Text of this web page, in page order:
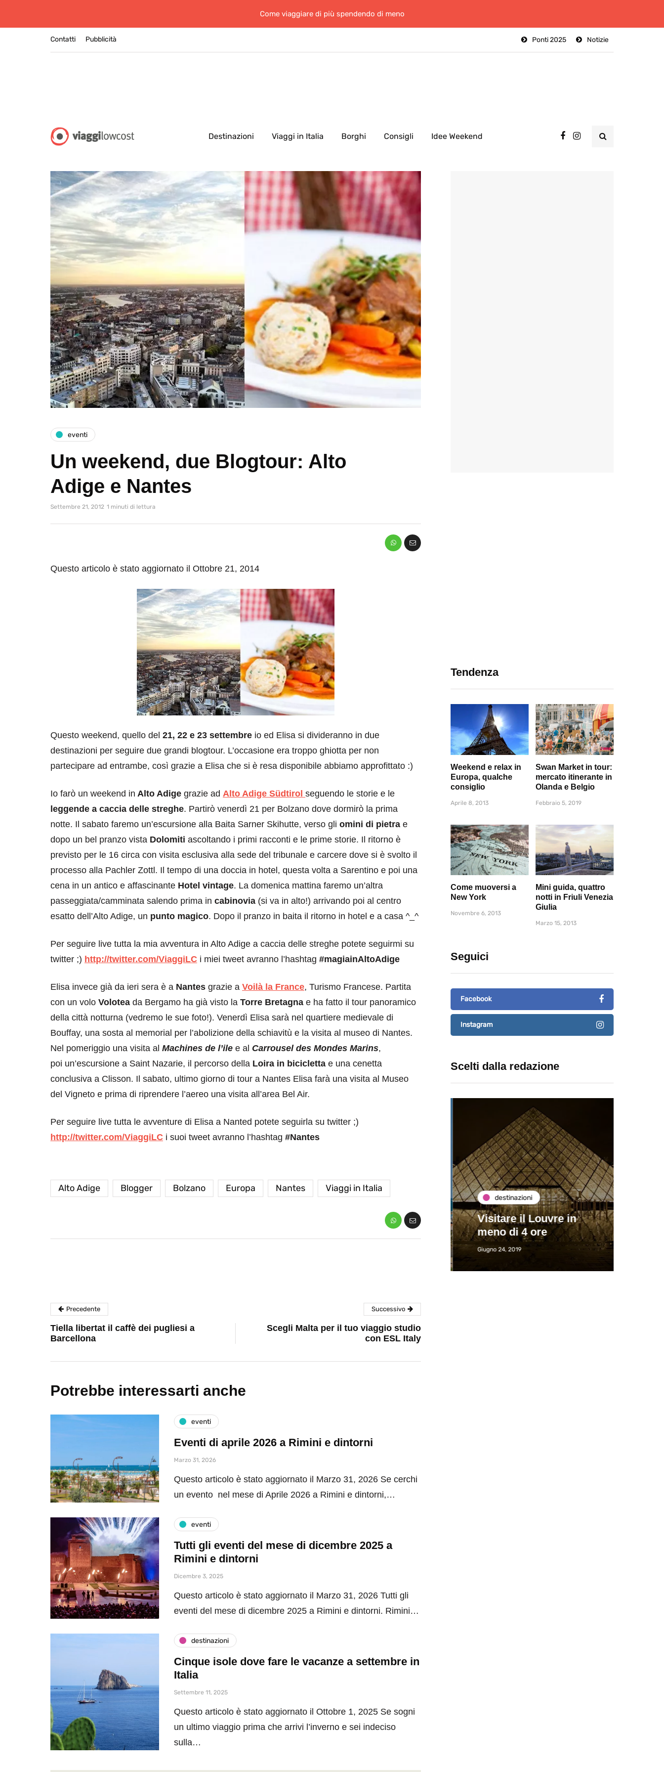
Come viaggiare di più spendendo di meno
Contatti Notizie
Ponti 2025
Pubblicità
Destinazioni Viaggi in Italia Borghi Consigli Idee Weekend
eventi
Un weekend, due Blogtour: Alto
Adige e Nantes
Settembre 21, 2012 1 minuti di lettura
Questo articolo è stato aggiornato il Ottobre 21, 2014
Questo weekend, quello del 21, 22 e 23 settembre io ed Elisa si divideranno in due
destinazioni per seguire due grandi blogtour. L’occasione era troppo ghiotta per non
partecipare ad entrambe, così grazie a Elisa che si è resa disponibile abbiamo approfittato :)
Io farò un weekend in Alto Adige grazie ad Alto Adige Südtirol seguendo le storie e le
leggende a caccia delle streghe. Partirò venerdì 21 per Bolzano dove dormirò la prima
notte. Il sabato faremo un’escursione alla Baita Sarner Skihutte, verso gli omini di pietra e
dopo un bel pranzo vista Dolomiti ascoltando i primi racconti e le prime storie. Il ritorno è
previsto per le 16 circa con visita esclusiva alla sede del tribunale e carcere dove si è svolto il
processo alla Pachler Zottl. Il tempo di una doccia in hotel, questa volta a Sarentino e poi una
cena in un antico e affascinante Hotel vintage. La domenica mattina faremo un’altra
passeggiata/camminata salendo prima in cabinovia (si va in alto!) arrivando poi al centro
esatto dell’Alto Adige, un punto magico. Dopo il pranzo in baita il ritorno in hotel e a casa ^_^
Per seguire live tutta la mia avventura in Alto Adige a caccia delle streghe potete seguirmi su
twitter ;) http://twitter.com/ViaggiLC i miei tweet avranno l’hashtag #magiainAltoAdige
Elisa invece già da ieri sera è a Nantes grazie a Voilà la France, Turismo Francese. Partita
con un volo Volotea da Bergamo ha già visto la Torre Bretagna e ha fatto il tour panoramico
della città notturna (vedremo le sue foto!). Venerdì Elisa sarà nel quartiere medievale di
Bouffay, una sosta al memorial per l’abolizione della schiavitù e la visita al museo di Nantes.
Nel pomeriggio una visita al Machines de l’ile e al Carrousel des Mondes Marins,
poi un’escursione a Saint Nazarie, il percorso della Loira in bicicletta e una cenetta
conclusiva a Clisson. Il sabato, ultimo giorno di tour a Nantes Elisa farà una visita al Museo
del Vigneto e prima di riprendere l’aereo una visita all’area Bel Air.
Per seguire live tutta le avventure di Elisa a Nanted potete seguirla su twitter ;)
http://twitter.com/ViaggiLC i suoi tweet avranno l’hashtag #Nantes
Alto Adige Blogger Bolzano Europa Nantes Viaggi in Italia
Tendenza
Weekend e relax in
Europa, qualche
consiglio
Aprile 8, 2013
Swan Market in tour:
mercato itinerante in
Olanda e Belgio
Febbraio 5, 2019
Come muoversi a
New York
Novembre 6, 2013
Mini guida, quattro
notti in Friuli Venezia
Giulia
Marzo 15, 2013
Seguici
Facebook
Instagram
Scelti dalla redazione
destinazioni eventi
Eventi di aprile 2026 a
Rimini e dintorni
destinazioni
Visitare il Louvre in
meno di 4 ore
Giugno 24, 2019
Precedente
Tiella libertat il caffè dei pugliesi a
Barcellona
Successivo
Scegli Malta per il tuo viaggio studio
con ESL Italy
Potrebbe interessarti anche
eventi
Eventi di aprile 2026 a Rimini e dintorni
Marzo 31, 2026
Questo articolo è stato aggiornato il Marzo 31, 2026 Se cerchi
un evento nel mese di Aprile 2026 a Rimini e dintorni,…
eventi
Tutti gli eventi del mese di dicembre 2025 a
Rimini e dintorni
Dicembre 3, 2025
Questo articolo è stato aggiornato il Marzo 31, 2026 Tutti gli
eventi del mese di dicembre 2025 a Rimini e dintorni. Rimini…
destinazioni
Cinque isole dove fare le vacanze a settembre in
Italia
Settembre 11, 2025
Questo articolo è stato aggiornato il Ottobre 1, 2025 Se sogni
un ultimo viaggio prima che arrivi l’inverno e sei indeciso
sulla…